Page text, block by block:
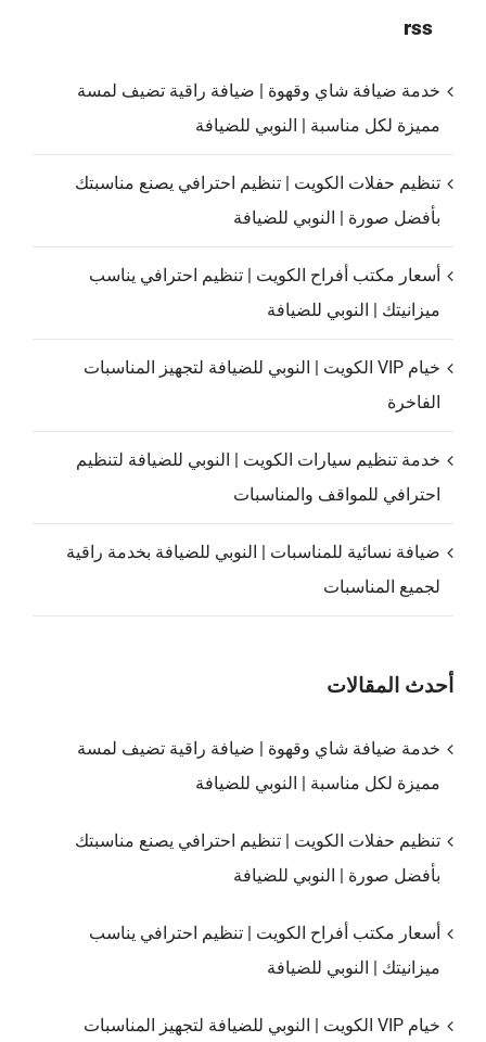
rss
خدمة ضيافة شاي وقهوة | ضيافة راقية تضيف لمسة
مميزة لكل مناسبة | النوبي للضيافة
تنظيم حفلات الكويت | تنظيم احترافي يصنع مناسبتك
بأفضل صورة | النوبي للضيافة
أسعار مكتب أفراح الكويت | تنظيم احترافي يناسب
ميزانيتك | النوبي للضيافة
خيام VIP الكويت | النوبي للضيافة لتجهيز المناسبات
الفاخرة
خدمة تنظيم سيارات الكويت | النوبي للضيافة لتنظيم
احترافي للمواقف والمناسبات
ضيافة نسائية للمناسبات | النوبي للضيافة بخدمة راقية
لجميع المناسبات
أحدث المقالات
خدمة ضيافة شاي وقهوة | ضيافة راقية تضيف لمسة
مميزة لكل مناسبة | النوبي للضيافة
تنظيم حفلات الكويت | تنظيم احترافي يصنع مناسبتك
بأفضل صورة | النوبي للضيافة
أسعار مكتب أفراح الكويت | تنظيم احترافي يناسب
ميزانيتك | النوبي للضيافة
خيام VIP الكويت | النوبي للضيافة لتجهيز المناسبات